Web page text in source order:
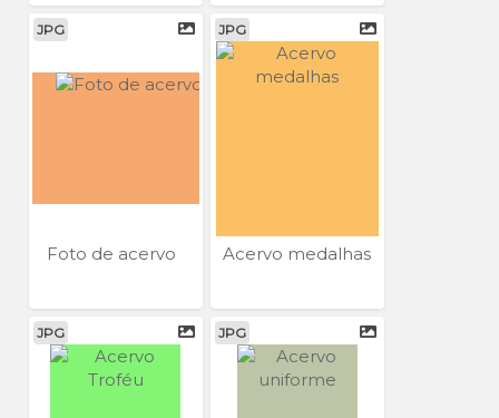
JPG
Foto de acervo
JPG
Acervo medalhas
JPG JPG